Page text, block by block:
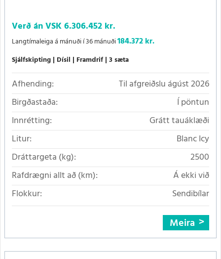
Verð án VSK6.306.452 kr.
Langtímaleiga á mánuði í 36 mánuði184.372 kr.
Sjálfskipting Dísil Framdrif 3 sæta
Afhending:
Til afgreiðslu ágúst 2026
Birgðastaða:
Í pöntun
Innrétting:
Grátt tauáklæði
Litur:
Blanc Icy
Dráttargeta (kg):
2500
Rafdrægni allt að (km):
Á ekki við
Flokkur:
Sendibílar
Meira